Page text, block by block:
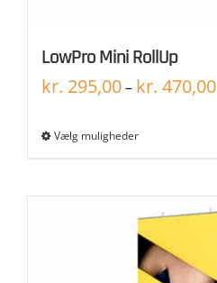
LowPro Mini RollUp
kr. 295,00– kr. 470,00
Vælg muligheder